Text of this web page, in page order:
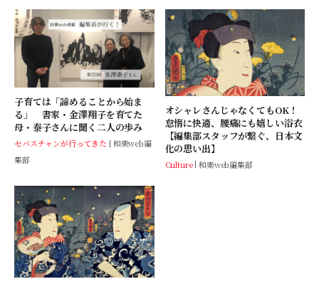
子育ては「諦めることから始ま
る」 書家・金澤翔子を育てた
母・泰子さんに聞く二人の歩み
セバスチャンが行ってきた
和樂web編
集部
オシャレさんじゃなくてもOK！
怠惰に快適、腰痛にも嬉しい浴衣
【編集部スタッフが繋ぐ、日本文
化の思い出】
Culture 和樂web編集部